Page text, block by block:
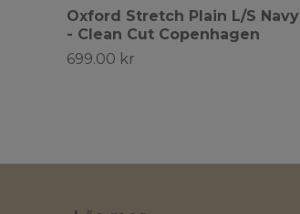
Oxford Stretch Plain L/S Navy
- Clean Cut Copenhagen
699.00 kr